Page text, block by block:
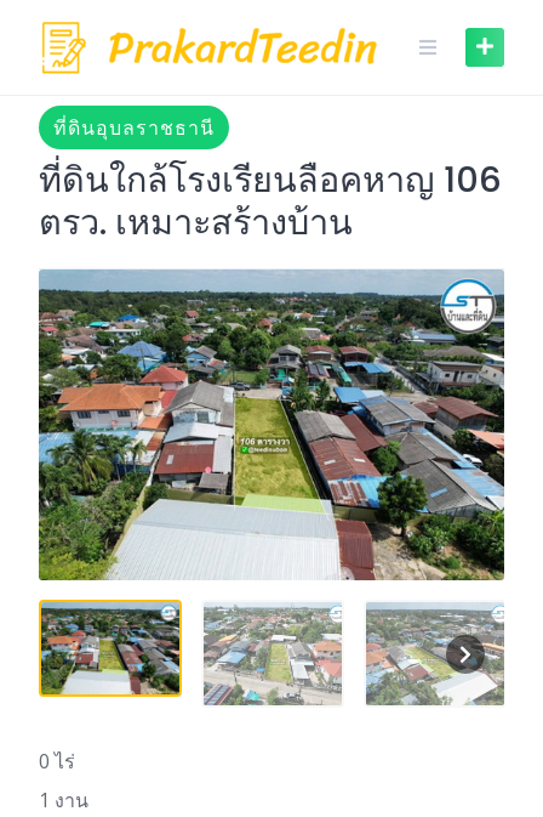
content
ที่ดินอุบลราชธานี
ที่ดินใกล้โรงเรียนลือคหาญ 106
ตรว. เหมาะสร้างบ้าน
0 ไร่
1 งาน